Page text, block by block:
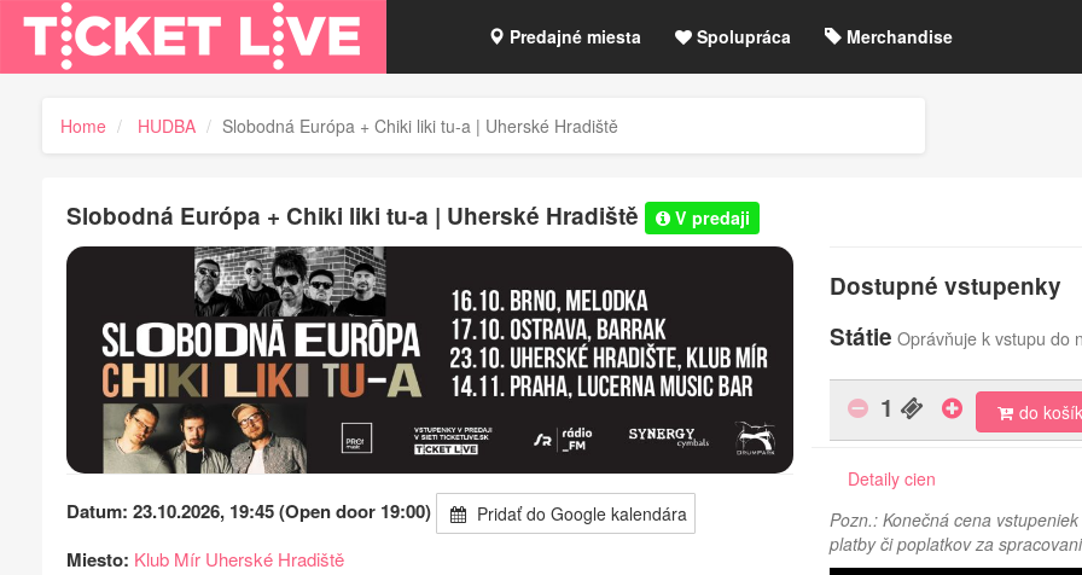
Predajné miesta Spolupráca Merchandise
Home HUDBA Slobodná Európa + Chiki liki tu-a | Uherské Hradiště
Slobodná Európa + Chiki liki tu-a | Uherské Hradiště V predaji
Datum: 23.10.2026, 19:45 (Open door 19:00) Pridať do Google kalendára
Miesto: Klub Mír Uherské Hradiště
Dostupné vstupenky
Státie Oprávňuje k vstupu do
1 do
Detaily cien
Pozn.: Konečná cena
platby či poplatkov za